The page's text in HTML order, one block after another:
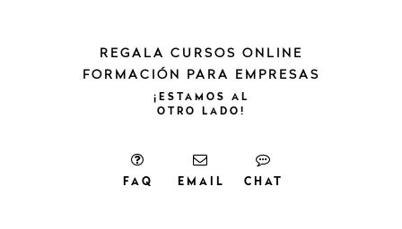
REGALA CURSOS ONLINE
FORMACIÓN PARA EMPRESAS
¡ESTAMOS
AL
OTRO
LADO!
FAQ EMAIL CHAT